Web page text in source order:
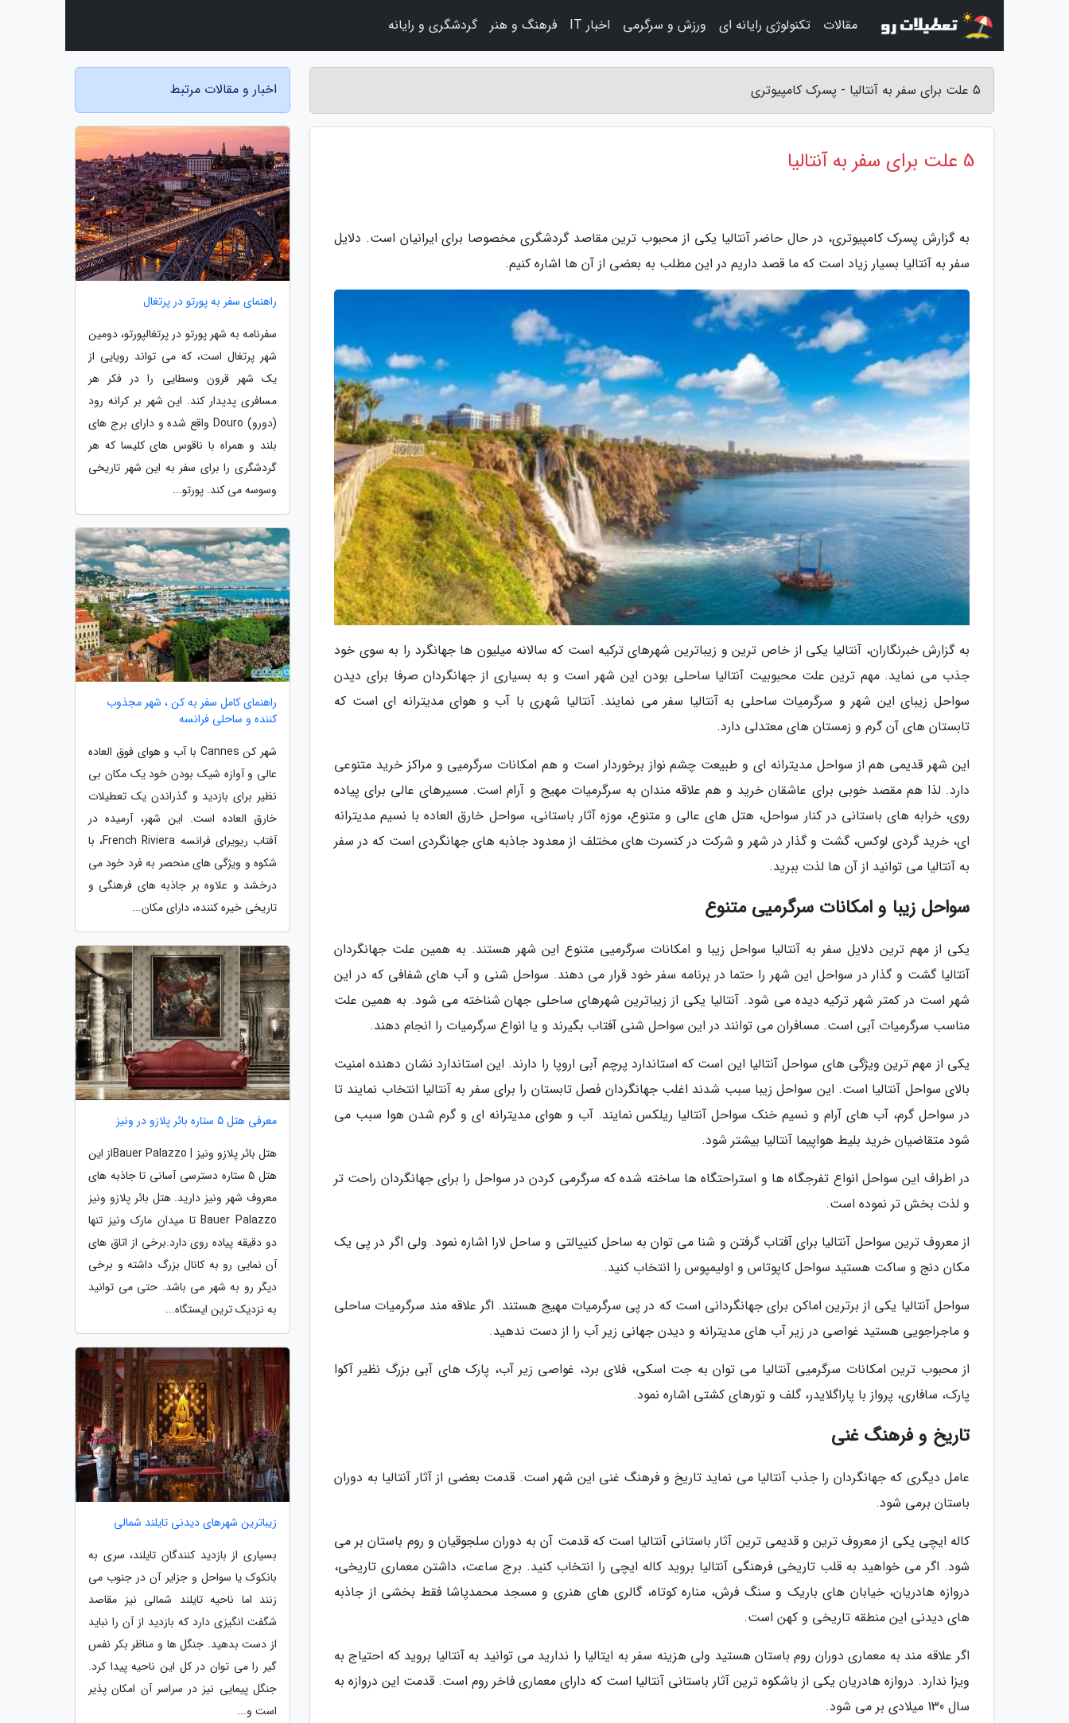
5 علت برای سفر به آنتالیا - پسرک کامپیوتری
5 علت برای سفر به آنتالیا
به گزارش پسرک کامپیوتری، در حال حاضر آنتالیا یکی از محبوب ترین مقاصد گردشگری مخصوصا برای ایرانیان است. دلایل
سفر به آنتالیا بسیار زیاد است که ما قصد داریم در این مطلب به بعضی از آن ها اشاره کنیم.
به گزارش خبرنگاران، آنتالیا یکی از خاص ترین و زیباترین شهرهای ترکیه است که سالانه میلیون ها جهانگرد را به سوی خود
جذب می نماید. مهم ترین علت محبوبیت آنتالیا ساحلی بودن این شهر است و به بسیاری از جهانگردان صرفا برای دیدن
سواحل زیبای این شهر و سرگرمیات ساحلی به آنتالیا سفر می نمایند. آنتالیا شهری با آب و هوای مدیترانه ای است که
تابستان های آن گرم و زمستان های معتدلی دارد.
این شهر قدیمی هم از سواحل مدیترانه ای و طبیعت چشم نواز برخوردار است و هم امکانات سرگرمیی و مراکز خرید متنوعی
دارد. لذا هم مقصد خوبی برای عاشقان خرید و هم علاقه مندان به سرگرمیات مهیج و آرام است. مسیرهای عالی برای پیاده
روی، خرابه های باستانی در کنار سواحل، هتل های عالی و متنوع، موزه آثار باستانی، سواحل خارق العاده با نسیم مدیترانه
ای، خرید گردی لوکس، گشت و گذار در شهر و شرکت در کنسرت های مختلف از معدود جاذبه های جهانگردی است که در سفر
به آنتالیا می توانید از آن ها لذت ببرید.
سواحل زیبا و امکانات سرگرمیی متنوع
یکی از مهم ترین دلایل سفر به آنتالیا سواحل زیبا و امکانات سرگرمیی متنوع این شهر هستند. به همین علت جهانگردان
آنتالیا گشت و گذار در سواحل این شهر را حتما در برنامه سفر خود قرار می دهند. سواحل شنی و آب های شفافی که در این
شهر است در کمتر شهر ترکیه دیده می شود. آنتالیا یکی از زیباترین شهرهای ساحلی جهان شناخته می شود. به همین علت
مناسب سرگرمیات آبی است. مسافران می توانند در این سواحل شنی آفتاب بگیرند و یا انواع سرگرمیات را انجام دهند.
یکی از مهم ترین ویژگی های سواحل آنتالیا این است که استاندارد پرچم آبی اروپا را دارند. این استاندارد نشان دهنده امنیت
بالای سواحل آنتالیا است. این سواحل زیبا سبب شدند اغلب جهانگردان فصل تابستان را برای سفر به آنتالیا انتخاب نمایند تا
در سواحل گرم، آب های آرام و نسیم خنک سواحل آنتالیا ریلکس نمایند. آب و هوای مدیترانه ای و گرم شدن هوا سبب می
شود متقاضیان خرید بلیط هواپیما آنتالیا بیشتر شود.
در اطراف این سواحل انواع تفرجگاه ها و استراحتگاه ها ساخته شده که سرگرمی کردن در سواحل را برای جهانگردان راحت تر
و لذت بخش تر نموده است.
از معروف ترین سواحل آنتالیا برای آفتاب گرفتن و شنا می توان به ساحل کنییالتی و ساحل لارا اشاره نمود. ولی اگر در پی یک
مکان دنج و ساکت هستید سواحل کاپوتاس و اولیمپوس را انتخاب کنید.
سواحل آنتالیا یکی از برترین اماکن برای جهانگردانی است که در پی سرگرمیات مهیج هستند. اگر علاقه مند سرگرمیات ساحلی
و ماجراجویی هستید غواصی در زیر آب های مدیترانه و دیدن جهانی زیر آب را از دست ندهید.
از محبوب ترین امکانات سرگرمیی آنتالیا می توان به جت اسکی، فلای برد، غواصی زیر آب، پارک های آبی بزرگ نظیر آکوا
پارک، سافاری، پرواز با پاراگلایدر، گلف و تورهای کشتی اشاره نمود.
تاریخ و فرهنگ غنی
عامل دیگری که جهانگردان را جذب آنتالیا می نماید تاریخ و فرهنگ غنی این شهر است. قدمت بعضی از آثار آنتالیا به دوران
باستان برمی شود.
کاله ایچی یکی از معروف ترین و قدیمی ترین آثار باستانی آنتالیا است که قدمت آن به دوران سلجوقیان و روم باستان بر می
شود. اگر می خواهید به قلب تاریخی فرهنگی آنتالیا بروید کاله ایچی را انتخاب کنید. برج ساعت، داشتن معماری تاریخی،
دروازه هادریان، خیابان های باریک و سنگ فرش، مناره کوتاه، گالری های هنری و مسجد محمدپاشا فقط بخشی از جاذبه
های دیدنی این منطقه تاریخی و کهن است.
اگر علاقه مند به معماری دوران روم باستان هستید ولی هزینه سفر به ایتالیا را ندارید می توانید به آنتالیا بروید که احتیاج به
ویزا ندارد. دروازه هادریان یکی از باشکوه ترین آثار باستانی آنتالیا است که دارای معماری فاخر روم است. قدمت این دروازه به
سال 130 میلادی بر می شود.
اخبار و مقالات مرتبط
راهنمای سفر به پورتو در پرتغال
سفرنامه به شهر پورتو در پرتغالپورتو، دومین
شهر پرتغال است، که می تواند رویایی از
یک شهر قرون وسطایی را در فکر هر
مسافری پدیدار کند. این شهر بر کرانه رود
(دورو) Douro واقع شده و دارای برج های
بلند و همراه با ناقوس های کلیسا که هر
گردشگری را برای سفر به این شهر تاریخی
وسوسه می کند. پورتو...
راهنمای کامل سفر به کن ، شهر مجذوب
کننده و ساحلی فرانسه
شهر کن Cannes با آب و هوای فوق العاده
عالی و آوازه شیک بودن خود یک مکان بی
نظیر برای بازدید و گذراندن یک تعطیلات
خارق العاده است. این شهر، آرمیده در
آفتاب ریویرای فرانسه French Riviera، با
شکوه و ویژگی های منحصر به فرد خود می
درخشد و علاوه بر جاذبه های فرهنگی و
تاریخی خیره کننده، دارای مکان...
معرفی هتل 5 ستاره بائر پلازو در ونیز
هتل بائر پلازو ونیز | Bauer Palazzoاز این
هتل 5 ستاره دسترسی آسانی تا جاذبه های
معروف شهر ونیز دارید. هتل بائر پلازو ونیز
Bauer Palazzo تا میدان مارک ونیز تنها
دو دقیقه پیاده روی دارد.برخی از اتاق های
آن نمایی رو به کانال بزرگ داشته و برخی
دیگر رو به شهر می باشد. حتی می توانید
به نزدیک ترین ایستگاه...
زیباترین شهرهای دیدنی تایلند شمالی
بسیاری از بازدید کنندگان تایلند، سری به
بانکوک یا سواحل و جزایر آن در جنوب می
زنند اما ناحیه تایلند شمالی نیز مقاصد
شگفت انگیزی دارد که بازدید از آن را نباید
از دست بدهید. جنگل ها و مناظر بکر نفس
گیر را می توان در کل این ناحیه پیدا کرد.
جنگل پیمایی نیز در سراسر آن امکان پذیر
است و...
مقالات تکنولوژی رایانه ای ورزش و سرگرمی اخبار IT فرهنگ و هنر گردشگری و رایانه